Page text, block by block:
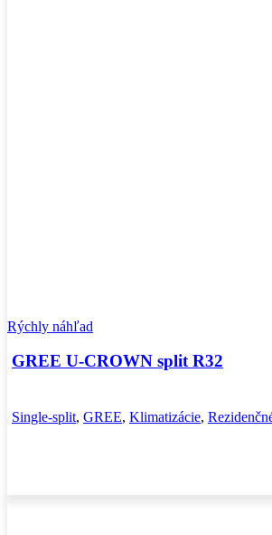
Rýchly náhľad
GREE U-CROWN split R32
Single-split, GREE, Klimatizácie,